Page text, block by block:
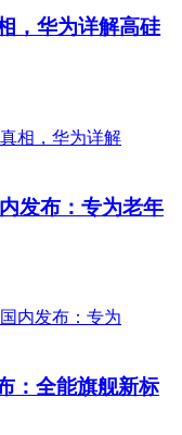
，华为详解高硅
发布：专为老年
：全能旗舰新标